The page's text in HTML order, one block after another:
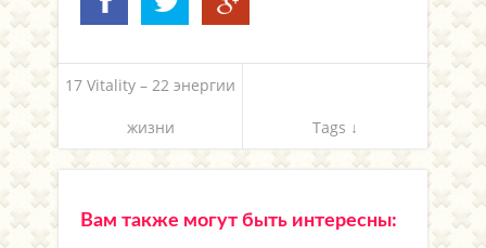
17 Vitality – 22 энергии
жизни Tags ↓
Вам также могут быть интересны: